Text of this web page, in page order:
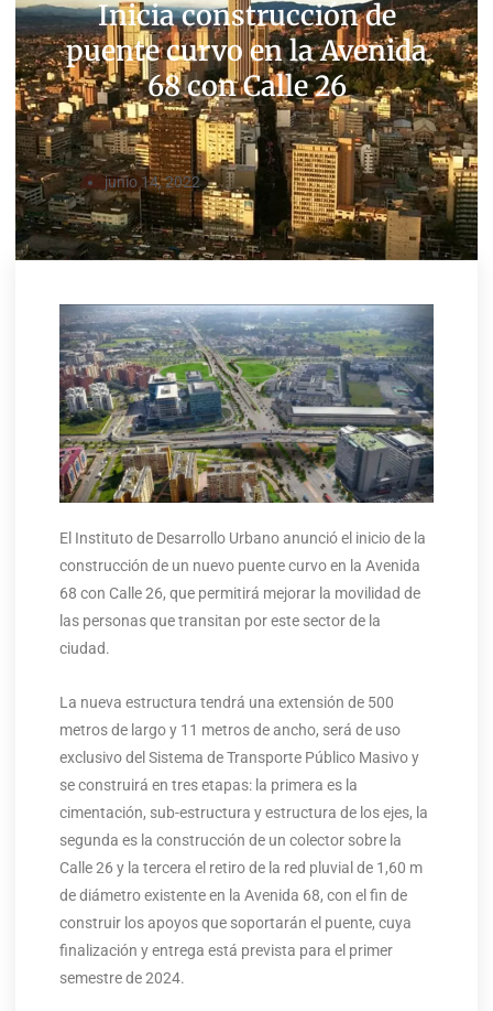
Inicia construcción de
puente curvo en la Avenida
68 con Calle 26
junio 14, 2022
El Instituto de Desarrollo Urbano anunció el inicio de la
construcción de un nuevo puente curvo en la Avenida
68 con Calle 26, que permitirá mejorar la movilidad de
las personas que transitan por este sector de la
ciudad.
La nueva estructura tendrá una extensión de 500
metros de largo y 11 metros de ancho, será de uso
exclusivo del Sistema de Transporte Público Masivo y
se construirá en tres etapas: la primera es la
cimentación, sub-estructura y estructura de los ejes, la
segunda es la construcción de un colector sobre la
Calle 26 y la tercera el retiro de la red pluvial de 1,60 m
de diámetro existente en la Avenida 68, con el fin de
construir los apoyos que soportarán el puente, cuya
finalización y entrega está prevista para el primer
semestre de 2024.